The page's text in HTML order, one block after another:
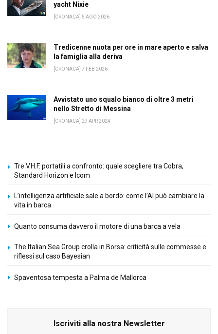
yacht Nixie
[CRONACA] 5 AGO 2026
Tredicenne nuota per ore in mare aperto e salva
la famiglia alla deriva
[CRONACA] 7 FEB 2026
Avvistato uno squalo bianco di oltre 3 metri
nello Stretto di Messina
[CRONACA] 29 APR 2024
Tre V.H.F. portatili a confronto: quale scegliere tra Cobra,
Standard Horizon e Icom
L’intelligenza artificiale sale a bordo: come l’AI può cambiare la
vita in barca
Quanto consuma davvero il motore di una barca a vela
The Italian Sea Group crolla in Borsa: criticità sulle commesse e
riflessi sul caso Bayesian
Spaventosa tempesta a Palma de Mallorca
Iscriviti alla nostra Newsletter